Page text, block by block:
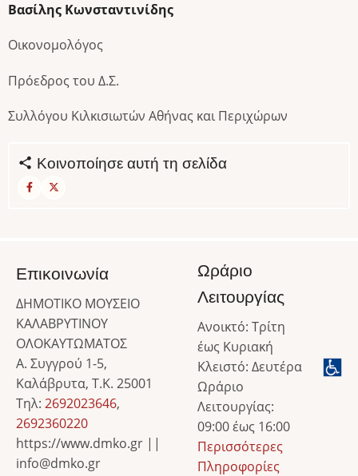
Βασίλης Κωνσταντινίδης
Οικονομολόγος
Πρόεδρος του Δ.Σ.
Συλλόγου Κιλκισιωτών Αθήνας και Περιχώρων
Κοινοποίησε αυτή τη σελίδα
Επικοινωνία
ΔΗΜΟΤΙΚΟ ΜΟΥΣΕΙΟ
ΚΑΛΑΒΡΥΤΙΝΟΥ
ΟΛΟΚΑΥΤΩΜΑΤΟΣ
Α. Συγγρού 1-5,
Καλάβρυτα, Τ.Κ. 25001
Τηλ: 2692023646,
2692360220
https://www.dmko.gr ||
info@dmko.gr
Ωράριο
Λειτουργίας
Ανοικτό: Τρίτη
έως Κυριακή
Κλειστό: Δευτέρα
Ωράριο
Λειτουργίας:
09:00 έως 16:00
Περισσότερες
Πληροφορίες